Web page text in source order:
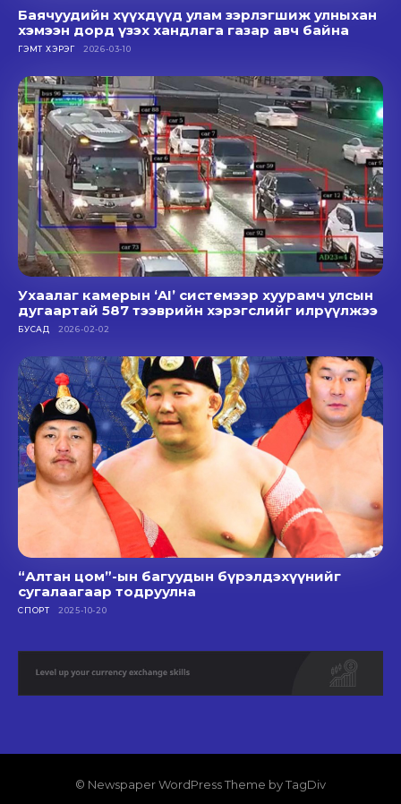
Баячуудийн хүүхдүүд улам зэрлэгшиж улныхан
хэмээн дорд үзэх хандлага газар авч байна
ГЭМТ ХЭРЭГ 2026-03-10
Ухаалаг камерын ‘AI’ системээр хуурамч улсын
дугаартай 587 тээврийн хэрэгслийг илрүүлжээ
БУСАД 2026-02-02
“Алтан цом”-ын багуудын бүрэлдэхүүнийг
сугалаагаар тодруулна
СПОРТ 2025-10-20
© Newspaper WordPress Theme by TagDiv